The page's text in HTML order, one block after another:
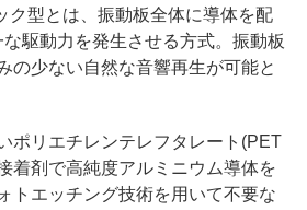
ク型とは、振動板全体に導体を配
駆動力を発生させる方式。振動板
の少ない自然な音響再生が可能と
ポリエチレンテレフタレート(PET
着剤で高純度アルミニウム導体を
トエッチング技術を用いて不要な